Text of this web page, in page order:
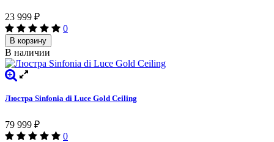
23 999 ₽
0
В корзину
В наличии
Люстра Sinfonia di Luce Gold Ceiling
79 999 ₽
0